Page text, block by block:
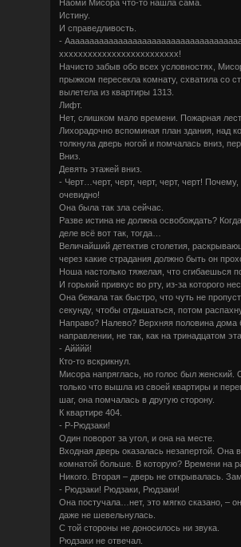
Наоми Мисора что-то нашла сама.
Истину.
И справедливость.
-
ххххххххххххххххххххххххх!
Начисто забыв обо всех условностях,
прыжком пересекла комнату, схватила со
вылетела из квартиры 1313.
Лифт.
Нет, слишком мало времени. Пожарная
Лихорадочно вспоминая план здания, над
толкнула дверь ногой и помчалась вниз,
Вниз.
Девять этажей вниз.
- Черт…черт, черт, черт, черт, черт!
очевидно!
Она была так зла сейчас.
Разве истина не должна освобождать?
деле всё вот так, тогда…
Величайший детектив столетия,
через какие страдания должно быть он
Ноша настолько тяжелая, что сгибаешься
И горький привкус во рту, из-за которого
Она бежала так быстро, что чуть не
секунду, чтобы отдышаться, потом
Направо? Налево? Верхняя половина
направлении, не так, как на тринадцатом
- Айййй!
Кто-то вскрикнул.
Мисора напряглась, но голос был женский.
только что вышла из своей квартиры и
шаг, она помчалась в другую сторону.
К квартире 404.
- Р-Рюдзаки!
Один поворот за угол, и она на месте.
Входная дверь оказалась незапертой. Она
комнатой больше. В которую? Времени на
Никого. Вторая – дверь не открывалась.
- Рюдзаки! Рюдзаки, Рюдзаки!
Она постучала…нет, это мягко сказано, –
даже не шевельнулась.
С той стороны не доносилось ни звука.
Рюдзаки не отвечал.